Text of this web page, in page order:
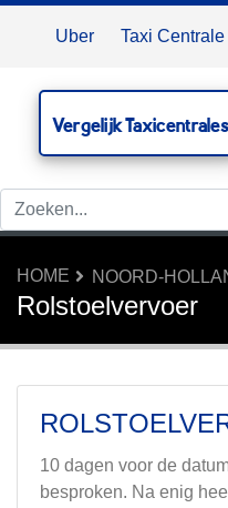
Uber Taxi
Vergelijk Taxicentrales
HOME NOORD-
Rolstoelvervoer
10 dagen voor de
besproken. Na enig